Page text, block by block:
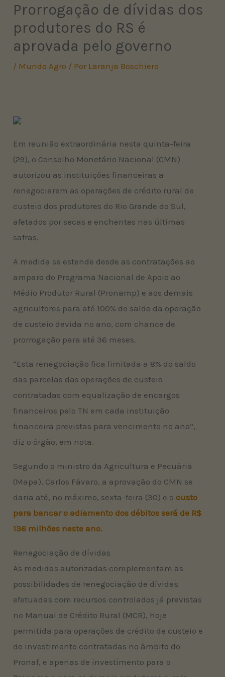
Prorrogação de dívidas dos
produtores do RS é
aprovada pelo governo
/ Mundo Agro / Por Laranja Boschiero
Em reunião extraordinária nesta quinta-feira
(29), o Conselho Monetário Nacional (CMN)
autorizou as instituições financeiras a
renegociarem as operações de crédito rural de
custeio dos produtores do Rio Grande do Sul,
afetados por secas e enchentes nas últimas
safras.
A medida se estende desde as contratações ao
amparo do Programa Nacional de Apoio ao
Médio Produtor Rural (Pronamp) e aos demais
agricultores para até 100% do saldo da operação
de custeio devida no ano, com chance de
prorrogação para até 36 meses.
“Esta renegociação fica limitada a 8% do saldo
das parcelas das operações de custeio
contratadas com equalização de encargos
financeiros pelo TN em cada instituição
financeira previstas para vencimento no ano”,
diz o órgão, em nota.
Segundo o ministro da Agricultura e Pecuária
(Mapa), Carlos Fávaro, a aprovação do CMN se
daria até, no máximo, sexta-feira (30) e o custo
para bancar o adiamento dos débitos será de R$
136 milhões neste ano.
Renegociação de dívidas
As medidas autorizadas complementam as
possibilidades de renegociação de dívidas
efetuadas com recursos controlados já previstas
no Manual de Crédito Rural (MCR), hoje
permitida para operações de crédito de custeio e
de investimento contratadas no âmbito do
Pronaf, e apenas de investimento para o